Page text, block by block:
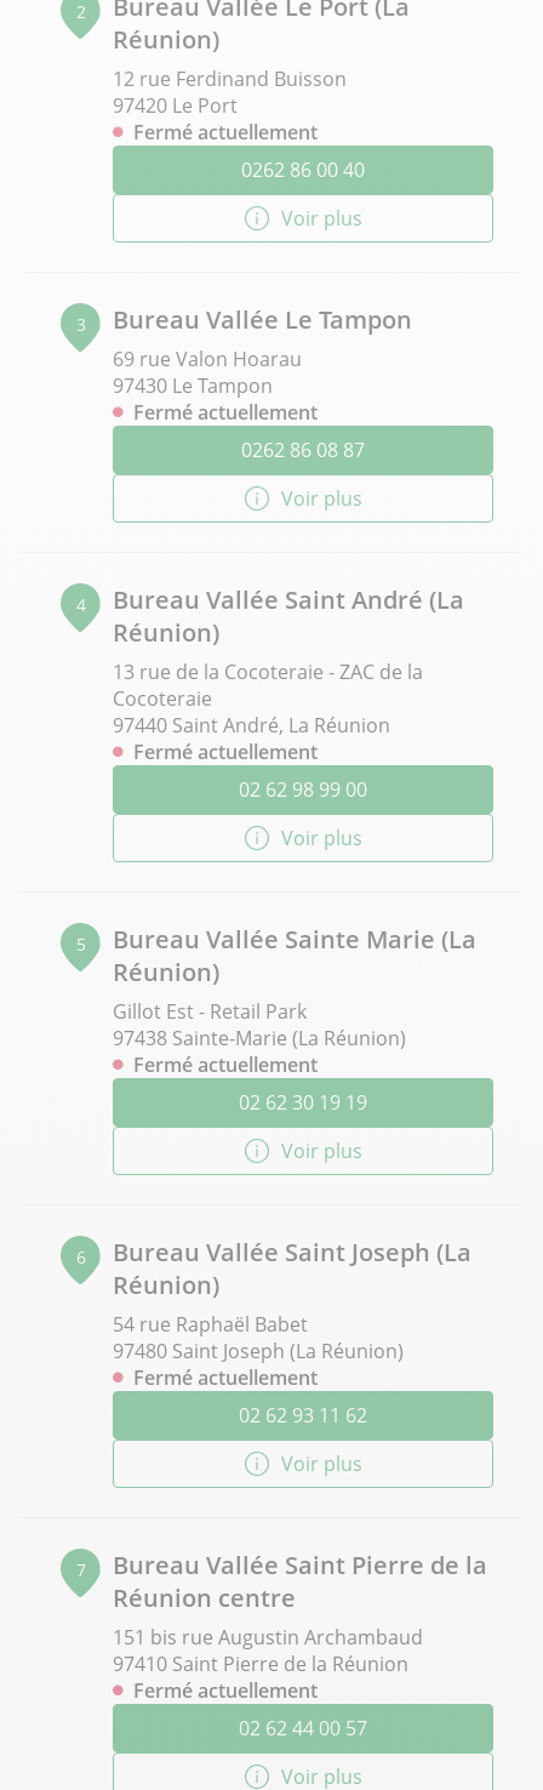
2
Bureau Vallée Le Port (La
Réunion)
12 rue Ferdinand Buisson
97420 Le Port
Fermé actuellement
0262 86 00 40
Voir plus
3 Bureau Vallée Le Tampon
69 rue Valon Hoarau
97430 Le Tampon
Fermé actuellement
0262 86 08 87
Voir plus
4
Bureau Vallée Saint André (La
Réunion)
13 rue de la Cocoteraie - ZAC de la
Cocoteraie
97440 Saint André, La Réunion
Fermé actuellement
02 62 98 99 00
Voir plus
5
Bureau Vallée Sainte Marie (La
Réunion)
Gillot Est - Retail Park
97438 Sainte-Marie (La Réunion)
Fermé actuellement
02 62 30 19 19
Voir plus
6
Bureau Vallée Saint Joseph (La
Réunion)
54 rue Raphaël Babet
97480 Saint Joseph (La Réunion)
Fermé actuellement
02 62 93 11 62
Voir plus
7
Bureau Vallée Saint Pierre de la
Réunion centre
151 bis rue Augustin Archambaud
97410 Saint Pierre de la Réunion
Fermé actuellement
02 62 44 00 57
Voir plus